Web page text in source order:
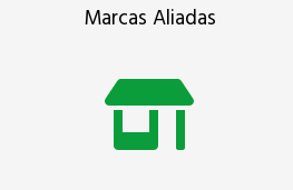
Marcas Aliadas